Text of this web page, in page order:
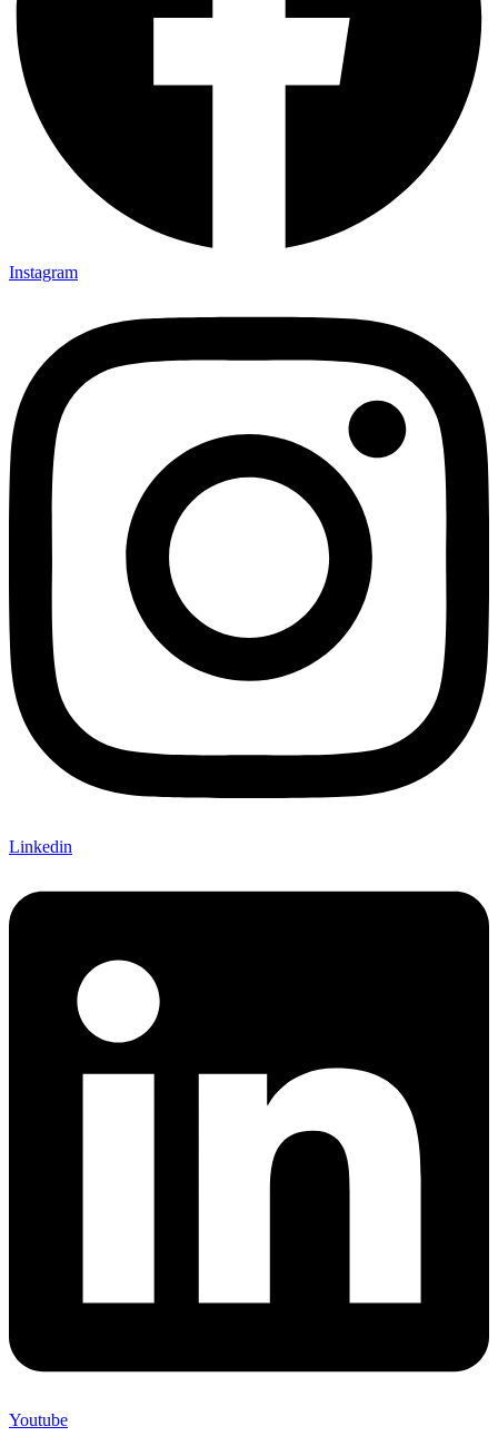
Instagram
Linkedin
Youtube